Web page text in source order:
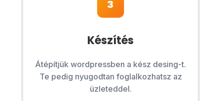
Készítés
Átépítjük wordpressben a kész desing-t.
Te pedig nyugodtan foglalkozhatsz az
üzleteddel.